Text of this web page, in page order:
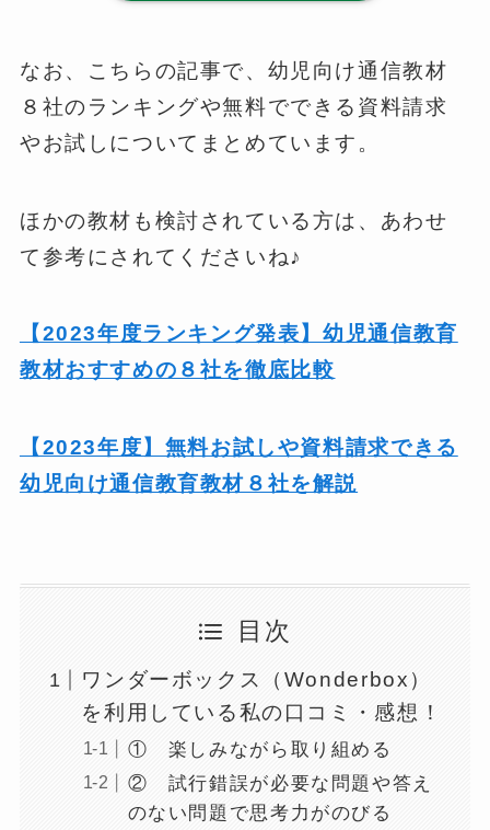
なお、こちらの記事で、幼児向け通信教材
８社のランキングや無料でできる資料請求
やお試しについてまとめています。
ほかの教材も検討されている方は、あわせ
て参考にされてくださいね♪
【2023年度ランキング発表】幼児通信教育
教材おすすめの８社を徹底比較
【2023年度】無料お試しや資料請求できる
幼児向け通信教育教材８社を解説
目次
ワンダーボックス（Wonderbox）
を利用している私の口コミ・感想！
① 楽しみながら取り組める
② 試行錯誤が必要な問題や答え
のない問題で思考力がのびる